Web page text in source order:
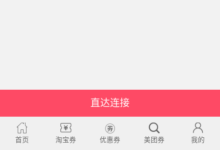
直达连接
首页 淘宝券 优惠券 美团券 我的